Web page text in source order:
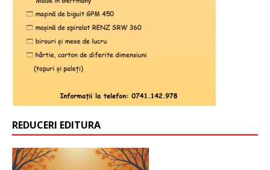
REDUCERI EDITURA